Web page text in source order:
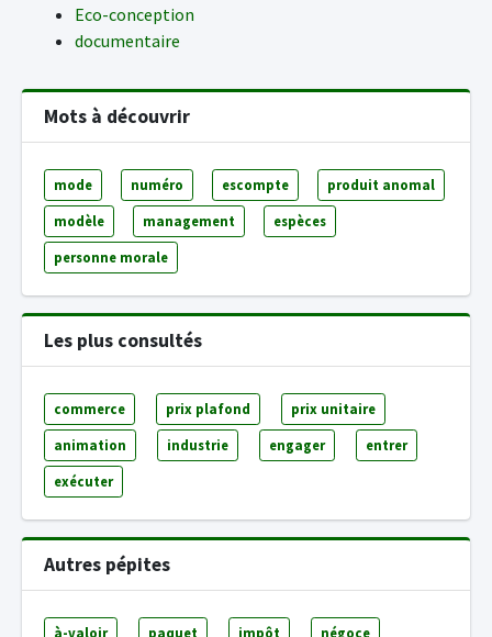
Eco-conception
documentaire
Mots à découvrir
mode numéro escompte produit anomal
modèle management espèces
personne morale
Les plus consultés
commerce prix plafond prix unitaire
animation industrie engager entrer
exécuter
Autres pépites
à-valoir paquet impôt négoce